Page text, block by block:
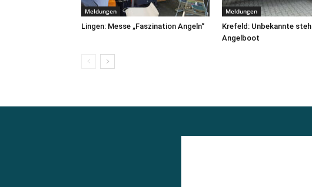
Meldungen
Lingen: Messe „Faszination Angeln“
Meldungen
Krefeld: Unbekannte
Angelboot